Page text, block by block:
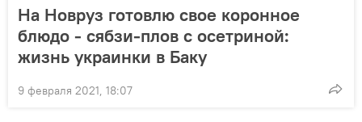
На Новруз готовлю свое коронное
блюдо - сябзи-плов с осетриной:
жизнь украинки в Баку
9 февраля 2021, 18:07